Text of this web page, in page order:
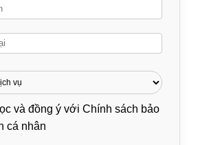
và đồng ý vớiChính sách bảo
cá nhân